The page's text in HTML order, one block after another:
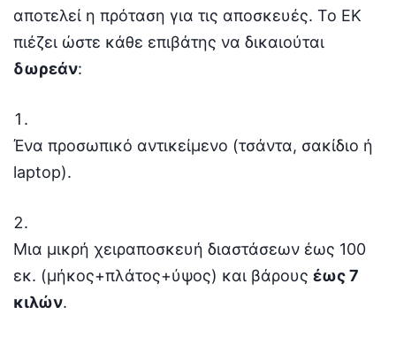
αποτελεί η πρόταση για τις αποσκευές. Το ΕΚ
πιέζει ώστε κάθε επιβάτης να δικαιούται
δωρεάν:
Ένα προσωπικό αντικείμενο (τσάντα, σακίδιο ή
laptop).
Μια μικρή χειραποσκευή διαστάσεων έως 100
εκ. (μήκος+πλάτος+ύψος) και βάρους έως 7
κιλών.